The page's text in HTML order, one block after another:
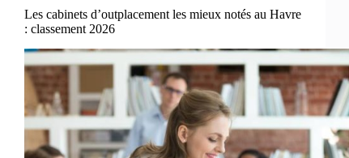
Les cabinets d’outplacement les mieux notés au Havre
: classement 2026